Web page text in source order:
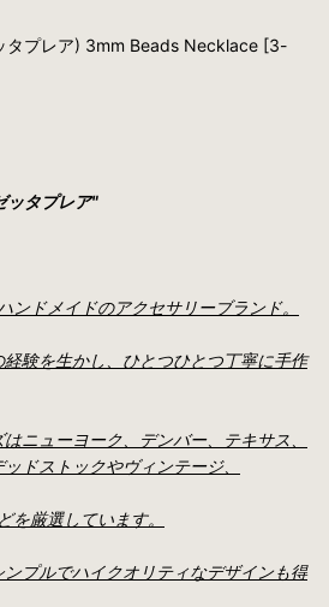
タプレア) 3mm Beads Necklace [3-
ッタプレア"
ドメイドのアクセサリーブランド。
験を生かし、ひとつひとつ丁寧に手作
ニューヨーク、デンバー、テキサス、
ドストックやヴィンテージ、
を厳選しています。
プルでハイクオリティなデザインも得